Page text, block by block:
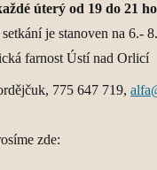
úterý od 19 do 21
je stanoven na 6.-
farnost Ústí nad Orlicí
775 647 719,
zde: